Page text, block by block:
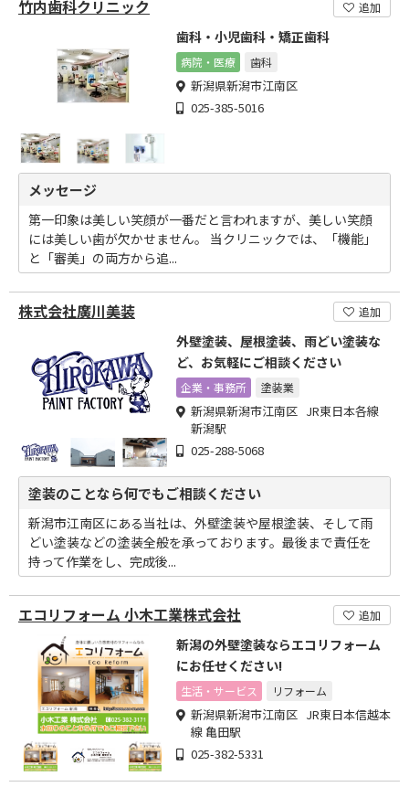
竹内歯科クリニック 追加
歯科・小児歯科・矯正歯科
病院・医療 歯科
新潟県新潟市江南区
025-385-5016
メッセージ
第一印象は美しい笑顔が一番だと言われますが、美しい笑顔
には美しい歯が欠かせません。 当クリニックでは、「機能」
と「審美」の両方から追...
株式会社廣川美装 追加
外壁塗装、屋根塗装、雨どい塗装な
ど、お気軽にご相談ください
企業・事務所 塗装業
新潟県新潟市江南区 JR東日本各線
新潟駅
025-288-5068
塗装のことなら何でもご相談ください
新潟市江南区にある当社は、外壁塗装や屋根塗装、そして雨
どい塗装などの塗装全般を承っております。最後まで責任を
持って作業をし、完成後...
エコリフォーム 小木工業株式会社 追加
新潟の外壁塗装ならエコリフォーム
にお任せください!
生活・サービス リフォーム
新潟県新潟市江南区 JR東日本信越本
線 亀田駅
025-382-5331